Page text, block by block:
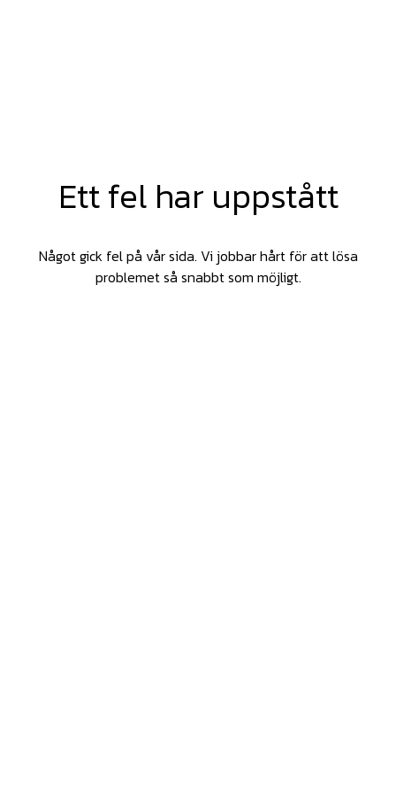
Ett fel har uppstått
Något gick fel på vår sida. Vi jobbar hårt för att lösa
problemet så snabbt som möjligt.